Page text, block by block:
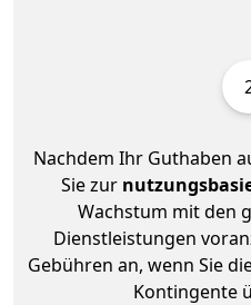
Nachdem Ihr Guthaben
Sie zur
Wachstum mit den
Dienstleistungen
Gebühren an, wenn Sie
Kontingente